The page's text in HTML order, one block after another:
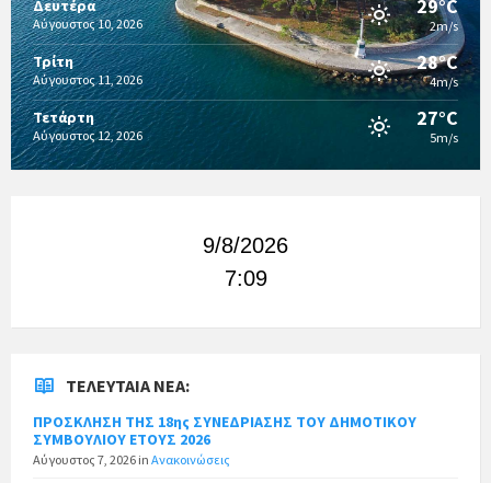
Δευτέρα
Αύγουστος 10, 2026
29°C
2m/s
Τρίτη
Αύγουστος 11, 2026
28°C
4m/s
Τετάρτη
Αύγουστος 12, 2026
27°C
5m/s
9/8/2026
7:09
ΤΕΛΕΥΤΑΊΑ ΝΈΑ:
ΠΡΟΣΚΛΗΣΗ ΤΗΣ 18ης ΣΥΝΕΔΡΙΑΣΗΣ ΤΟΥ ΔΗΜΟΤΙΚΟΥ
ΣΥΜΒΟΥΛΙΟΥ ΕΤΟΥΣ 2026
Αύγουστος 7, 2026 in Ανακοινώσεις